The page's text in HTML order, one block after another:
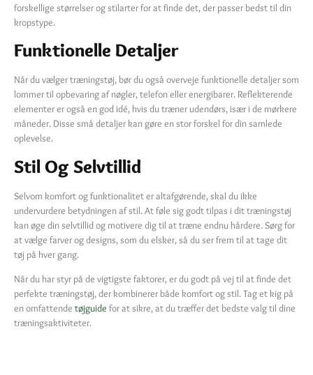
forskellige størrelser og stilarter for at finde det, der passer bedst til din
kropstype.
Funktionelle Detaljer
Når du vælger træningstøj, bør du også overveje funktionelle detaljer som
lommer til opbevaring af nøgler, telefon eller energibarer. Reflekterende
elementer er også en god idé, hvis du træner udendørs, især i de mørkere
måneder. Disse små detaljer kan gøre en stor forskel for din samlede
oplevelse.
Stil Og Selvtillid
Selvom komfort og funktionalitet er altafgørende, skal du ikke
undervurdere betydningen af stil. At føle sig godt tilpas i dit træningstøj
kan øge din selvtillid og motivere dig til at træne endnu hårdere. Sørg for
at vælge farver og designs, som du elsker, så du ser frem til at tage dit
tøj på hver gang.
Når du har styr på de vigtigste faktorer, er du godt på vej til at finde det
perfekte træningstøj, der kombinerer både komfort og stil. Tag et kig på
en omfattende tøjguide for at sikre, at du træffer det bedste valg til dine
træningsaktiviteter.